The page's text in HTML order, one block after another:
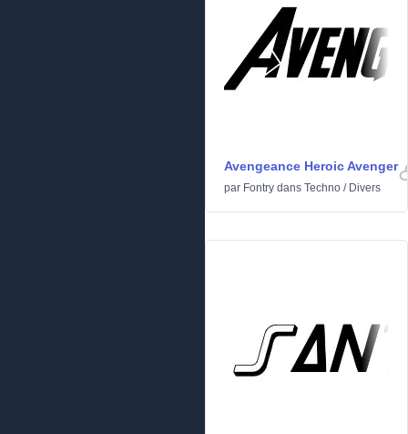
Avengeance Heroic Avenger
par Fontry dans Techno / Divers